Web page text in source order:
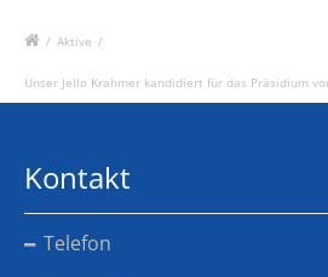
/ Aktive /
Unser Jello Krahmer kandidiert für das Präsidium
Kontakt
Telefon